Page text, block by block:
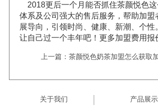
2018更后一个月能否抓住茶颜悦色
体系及公司强大的售后服务，帮助加
展导向，引领时尚、健康、新潮、个
让自己过一个丰年吧！更多加盟费用报
上一篇：茶颜悦色奶茶加盟怎么获取
关于我们 产品展示